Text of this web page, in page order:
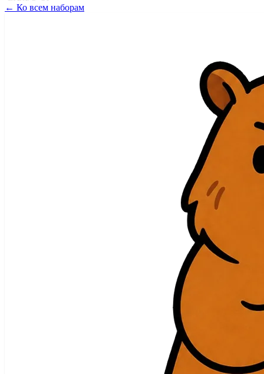
← Ко всем наборам